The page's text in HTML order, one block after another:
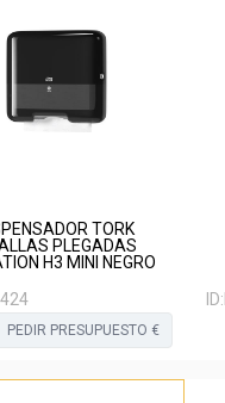
TORK
PLEGADAS
H3 MINI NEGRO
PEDIR PRESUPUESTO €
ID: